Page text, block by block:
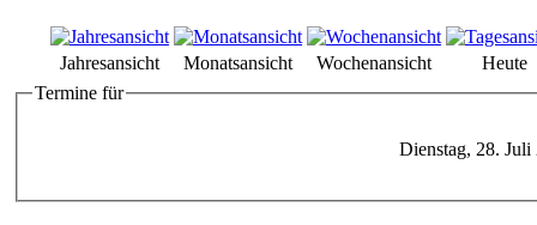
Jahresansicht Monatsansicht Wochenansicht
Heute
Termine für
Dienstag, 28. Juli